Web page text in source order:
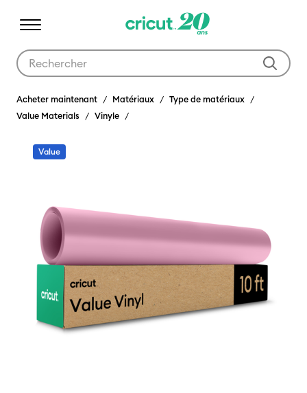
Acheter maintenant Matériaux
Type de matériaux
Value Materials
Vinyle
Value